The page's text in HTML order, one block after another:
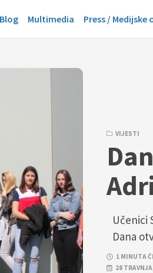
Blog Multimedia Press / Medijske
VIJESTI
Učenici
Dana
1 MINUTA
28